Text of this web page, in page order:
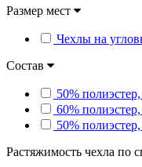
Размер мест
Чехлы на
Состав
50%
60%
50%
Растяжимость чехла по